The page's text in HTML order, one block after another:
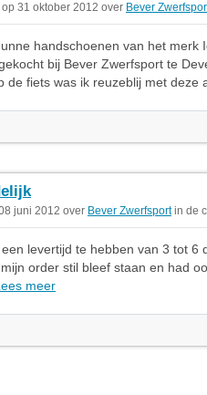
31 oktober 2012 over Bever
handschoenen van het merk
bij Bever Zwerfsport te
de fiets was ik reuzeblij met deze
juni 2012 over Bever Zwerfsportin de
levertijd te hebben van 3 tot 6
order stil bleef staan en had
meer